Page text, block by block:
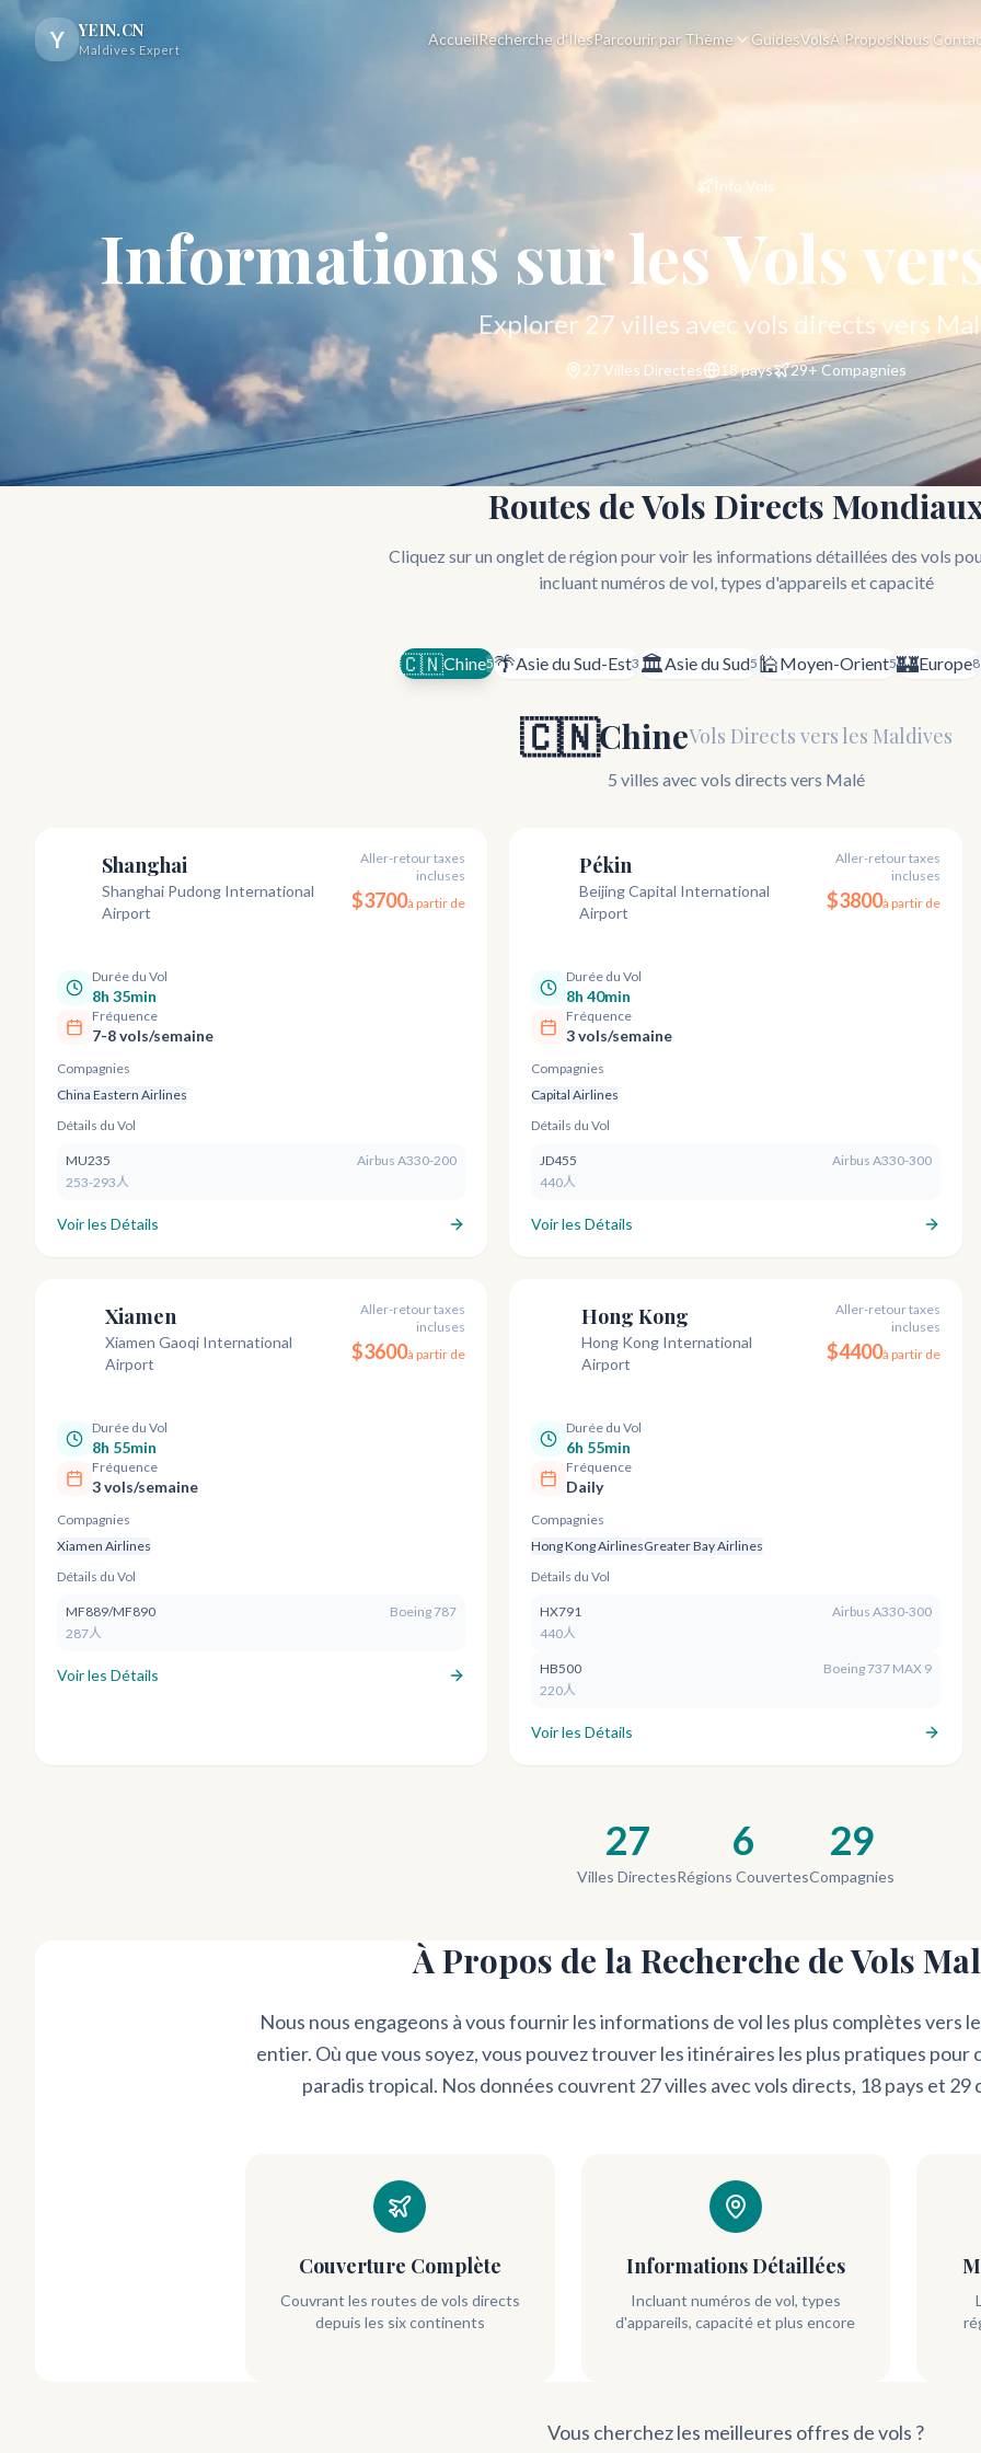
Y YEIN.CN
Maldives Expert
AccueilRecherche d'ÎlesParcourir par Thème GuidesVolsÀ ProposNous
Info Vols
Informations sur les Vols
Explorer 27 villes avec vols directs vers
27Villes Directes 18pays 29+Compagnies
Routes de Vols Directs
Cliquez sur un onglet de région pour voir les informations détaillées des vols
incluant numéros de vol, types d'appareils et capacité
🇨🇳Chine5🌴Asie du Sud-Est3 🏛️Asie du Sud5 🕌Moyen-Orient5🏰Europe8
🇨🇳ChineVols Directs vers les Maldives
5 villes avec vols directs vers Malé
Shanghai
Shanghai Pudong International
Airport
Aller-retour taxes
incluses
$3700à partir de
Durée du Vol
8h 35min
Fréquence
7-8 vols/semaine
Compagnies
China Eastern Airlines
Détails du Vol
MU235
Airbus A330-200
253-293人
Voir les Détails
Pékin
Beijing Capital International
Airport
Aller-retour taxes
incluses
$3800à partir de
Durée du Vol
8h 40min
Fréquence
3 vols/semaine
Compagnies
Capital Airlines
Détails du Vol
JD455
Airbus A330-300
440人
Voir les Détails
Xiamen
Xiamen Gaoqi International
Airport
Aller-retour taxes
incluses
$3600à partir de
Durée du Vol
8h 55min
Fréquence
3 vols/semaine
Compagnies
Xiamen Airlines
Détails du Vol
MF889/MF890
Boeing 787
287人
Voir les Détails
Hong Kong
Hong Kong International
Airport
Aller-retour taxes
incluses
$4400à partir de
Durée du Vol
6h 55min
Fréquence
Daily
Compagnies
Hong Kong AirlinesGreater Bay Airlines
Détails du Vol
HX791
Airbus A330-300
440人
HB500
Boeing 737 MAX 9
220人
Voir les Détails
27
Villes Directes
6
Régions Couvertes
29
Compagnies
À Propos de la Recherche de Vols
Nous nous engageons à vous fournir les informations de vol les plus complètes vers
entier. Où que vous soyez, vous pouvez trouver les itinéraires les plus pratiques pour
paradis tropical. Nos données couvrent 27 villes avec vols directs, 18 pays et 29
Couverture Complète
Couvrant les routes de vols directs
depuis les six continents
Informations Détaillées
Incluant numéros de vol, types
d'appareils, capacité et plus encore
Vous cherchez les meilleures offres de vols ?